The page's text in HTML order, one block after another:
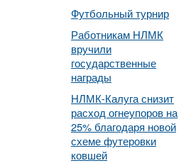
Футбольный турнир
Работникам НЛМК
вручили
государственные
награды
НЛМК-Калуга снизит
расход огнеупоров на
25% благодаря новой
схеме футеровки
ковшей